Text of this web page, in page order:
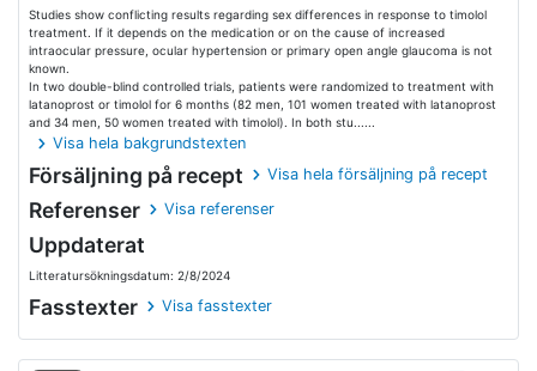
Studies show conflicting results regarding sex differences in response to timolol
treatment. If it depends on the medication or on the cause of increased
intraocular pressure, ocular hypertension or primary open angle glaucoma is not
known.
In two double-blind controlled trials, patients were randomized to treatment with
latanoprost or timolol for 6 months (82 men, 101 women treated with latanoprost
and 34 men, 50 women treated with timolol). In both stu......
Visa hela bakgrundstexten
Försäljning på recept Visa hela försäljning på recept
Referenser Visa referenser
Uppdaterat
Litteratursökningsdatum: 2/8/2024
Fasstexter Visa fasstexter